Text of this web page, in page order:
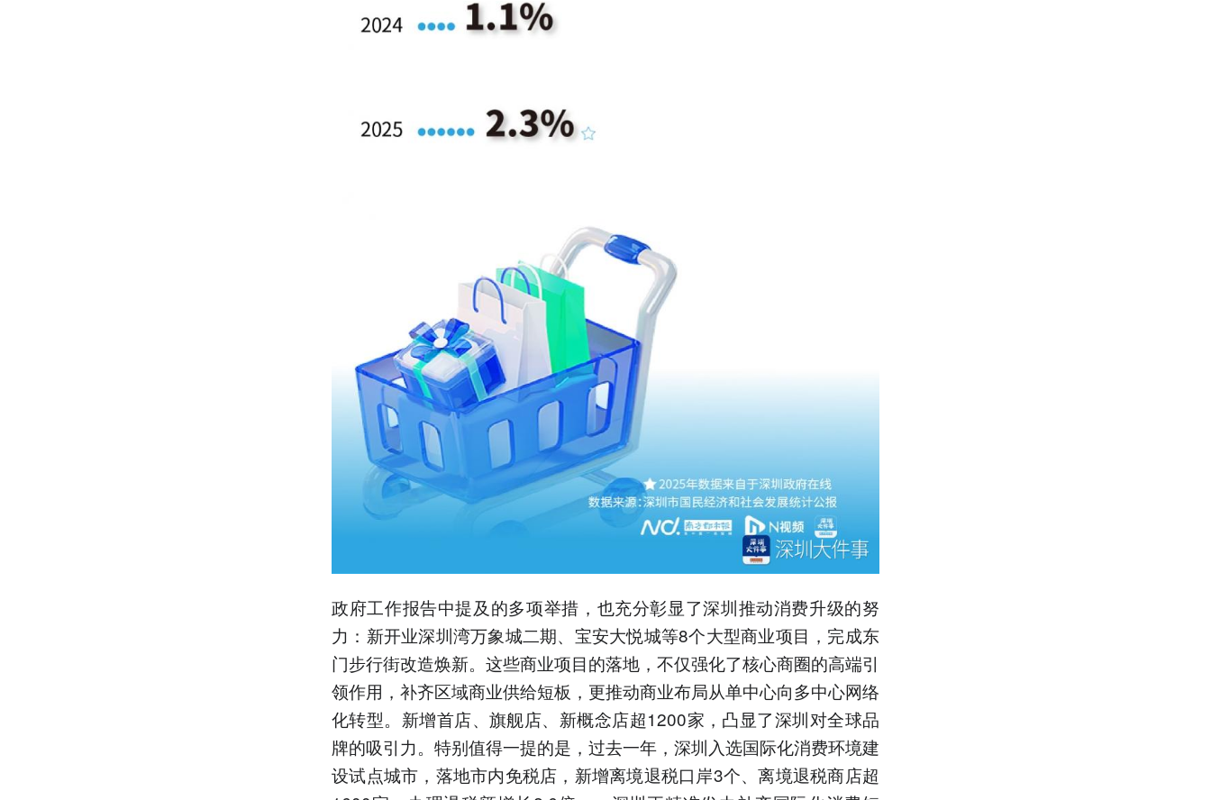
政府工作报告中提及的多项举措，也充分彰显了深圳推动消费升级的努
力：新开业深圳湾万象城二期、宝安大悦城等8个大型商业项目，完成东
门步行街改造焕新。这些商业项目的落地，不仅强化了核心商圈的高端引
领作用，补齐区域商业供给短板，更推动商业布局从单中心向多中心网络
化转型。新增首店、旗舰店、新概念店超1200家，凸显了深圳对全球品
牌的吸引力。特别值得一提的是，过去一年，深圳入选国际化消费环境建
设试点城市，落地市内免税店，新增离境退税口岸3个、离境退税商店超